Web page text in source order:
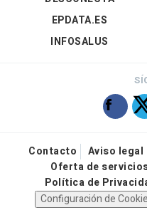
EPDATA.ES
INFOSALUS
Contacto Aviso legal
Oferta de
Política de
Configuración de